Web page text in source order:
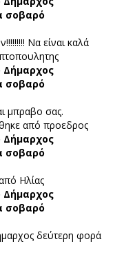
σοβαρό
Να είναι καλά
Δήμαρχος
σοβαρό
μπραβο σας.
από προεδρος
Δήμαρχος
σοβαρό
Ηλίας
Δήμαρχος
σοβαρό
δεύτερη φορά